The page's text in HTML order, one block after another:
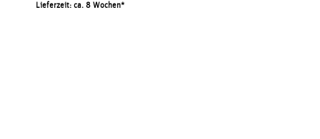
Lieferzeit: ca. 8 Wochen